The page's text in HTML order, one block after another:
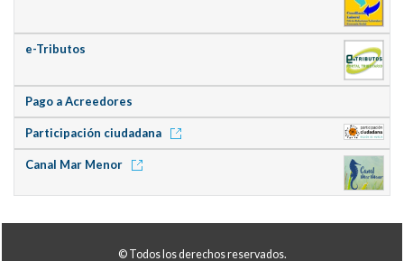
e-Tributos
Pago a Acreedores
Participación ciudadana
Canal Mar Menor
© Todos los derechos reservados.